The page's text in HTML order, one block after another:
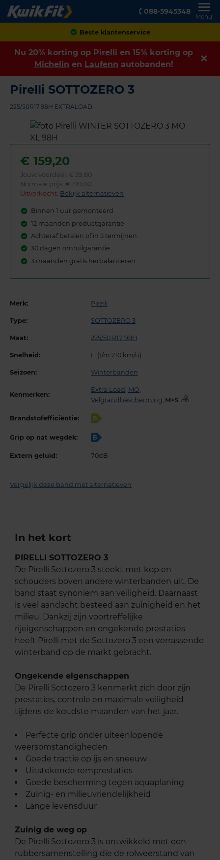
088-5945348
Menu
Achteraf betalen
Nu 20% korting op Pirelli en 15% korting op
Michelin en Laufenn autobanden!
Pirelli SOTTOZERO 3
225/50R17 98H EXTRALOAD
€ 159,20
Jouw voordeel: € 39,80
Normale prijs: € 199,00
Uitverkocht: Bekijk alternatieven
Binnen 1 uur gemonteerd
12 maanden productgarantie
Achteraf betalen of in 3 termijnen
30 dagen omruilgarantie
3 maanden gratis herbalanceren
Merk: Pirelli
Type: SOTTOZERO 3
Maat: 225/50 R17 98H
Snelheid: H (t/m 210 km/u)
Seizoen: Winterbanden
Kenmerken:
Extra Load , MO,
Velgrandbescherming, ,
Brandstofefficiëntie: B
Grip op nat wegdek: B
Extern geluid: 70dB
Vergelijk deze band met alternatieven
In het kort
PIRELLI SOTTOZERO 3
De Pirelli Sottozero 3 steekt met kop en
schouders boven andere winterbanden uit. De
band staat synoniem aan veiligheid. Daarnaast
is veel aandacht besteed aan zuinigheid en het
milieu. Dankzij zijn voortreffelijke
rijeigenschappen en ongekende prestaties
heeft Pirelli met de Sottozero 3 een verrassende
winterband op de markt gebracht.
Ongekende eigenschappen
De Pirelli Sottozero 3 kenmerkt zich door zijn
prestaties, controle en maximale veiligheid
tijdens de koudste maanden van het jaar.
Perfecte grip onder uiteenlopende
weersomstandigheden
Goede tractie op ijs en sneeuw
Uitstekende remprestaties
Goede bescherming tegen aquaplaning
Zuinig- en milieuvriendelijkheid
Lange levensduur
Zuinig de weg op
De Pirelli Sottozero 3 is ontwikkeld met een
rubbersamenstelling die de rolweerstand van